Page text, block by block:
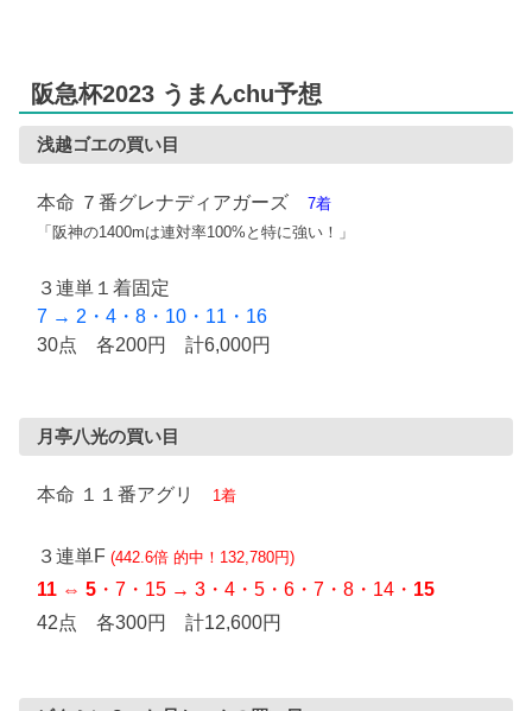
阪急杯2023 うまんchu予想
浅越ゴエの買い目
本命 ７番グレナディアガーズ7着
「阪神の1400mは連対率100%と特に強い！」
３連単１着固定
7 → 2・4・8・10・11・16
30点 各200円 計6,000円
月亭八光の買い目
本命 １１番アグリ 1着
３連単F(442.6倍 的中！132,780円)
11 ⇔5 ・7・15 → 3・4・5・6・7・8・14・ 15
42点 各300円 計12,600円